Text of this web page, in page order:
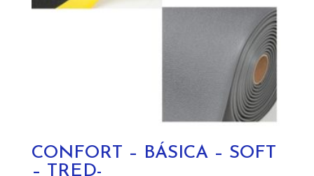
CONFORT – BÁSICA – SOFT
– TRED-